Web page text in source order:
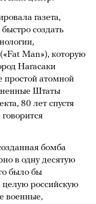
газета,
создать
Man»), которую
Нагасаки
простой атомной
Штаты
80 лет спустя
бомба
в одну десятую
было бы
целую российскую
военные,